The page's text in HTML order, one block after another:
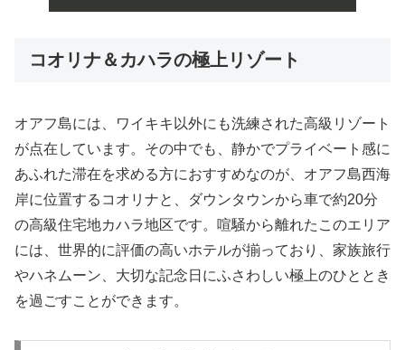
コオリナ＆カハラの極上リゾート
オアフ島には、ワイキキ以外にも洗練された高級リゾート
が点在しています。その中でも、静かでプライベート感に
あふれた滞在を求める方におすすめなのが、オアフ島西海
岸に位置するコオリナと、ダウンタウンから車で約20分
の高級住宅地カハラ地区です。喧騒から離れたこのエリア
には、世界的に評価の高いホテルが揃っており、家族旅行
やハネムーン、大切な記念日にふさわしい極上のひととき
を過ごすことができます。